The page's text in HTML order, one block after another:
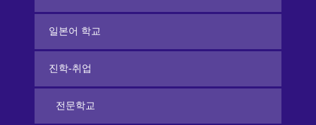
일본어 학교
진학-취업
전문학교